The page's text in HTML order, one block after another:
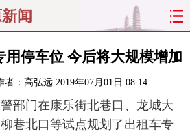
闻
太原 山西
文明 出行
综合 专题
用停车位 今后将大规模增加
者：高弘远 2019年07月01日 08:14
门在康乐街北巷口、龙城大
巷北口等试点规划了出租车专